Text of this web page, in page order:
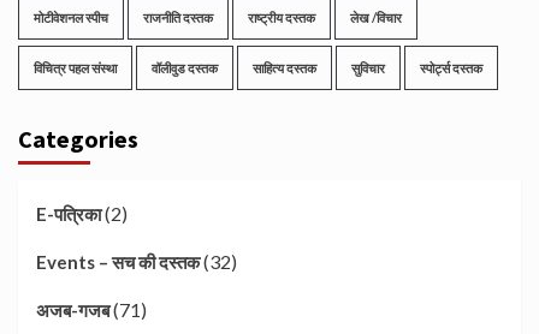
मोटीवेशनल स्पीच राजनीति दस्तक राष्ट्रीय दस्तक लेख /विचार
विचित्र पहल संस्था वॉलीवुड दस्तक साहित्य दस्तक सुविचार स्पोर्ट्स दस्तक
Categories
E-पत्रिका(2)
Events – सच की दस्तक(32)
अजब-गजब(71)